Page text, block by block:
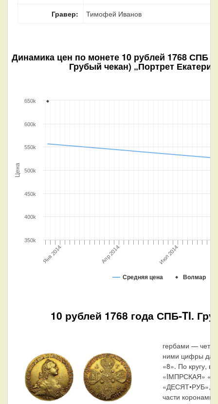
Гравер: Тимофей Иванов
Динамика цен по монете 10 рублей 1768 СПБ
Грубый чекан) „Портрет
Цена
Средняя цена Волмар
Янв 2014 Июл 2014
Апр 2014
350k
400k
450k
500k
550k
600k
650k
10 рублей 1768 года СПБ-TI.
гербами —
ними цифры
«8». По кругу,
«IМПРСКАЯ»
«ДЕСЯТ•РУБ»,
части коронами.